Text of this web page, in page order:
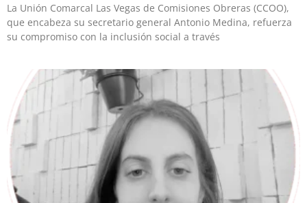
La Unión Comarcal Las Vegas de Comisiones Obreras (CCOO),
que encabeza su secretario general Antonio Medina, refuerza
su compromiso con la inclusión social a través